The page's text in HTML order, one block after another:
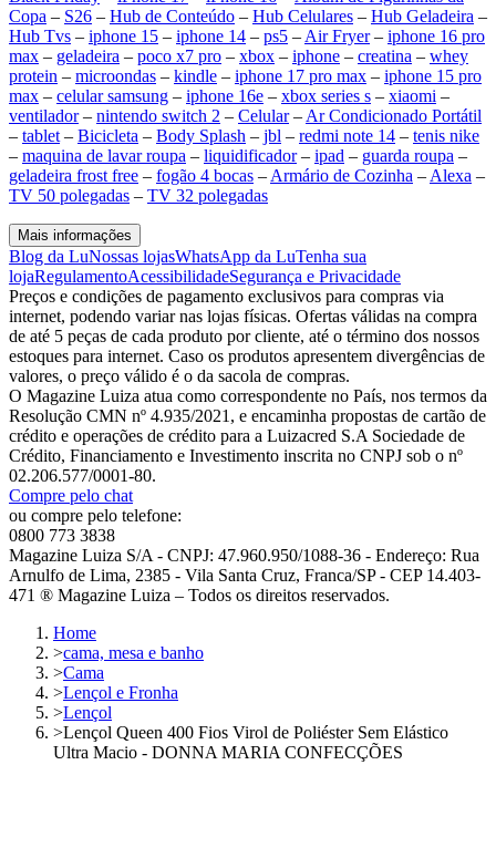
Copa – S26 – Hub de Conteúdo – Hub Celulares – Hub Geladeira –
Hub Tvs – iphone 15 – iphone 14 – ps5 – Air Fryer– iphone 16 pro
max – geladeira – poco x7 pro – xbox – iphone – creatina – whey
protein – microondas – kindle – iphone 17 pro max – iphone 15 pro
max – celular samsung – iphone 16e – xbox series s – xiaomi –
ventilador– nintendo switch 2 – Celular– Ar Condicionado Portátil
– tablet – Bicicleta – Body Splash – jbl – redmi note 14 – tenis nike
– maquina de lavar roupa – liquidificador– ipad – guarda roupa –
geladeira frost free – fogão 4 bocas – Armário de Cozinha – Alexa –
TV 50 polegadas – TV 32 polegadas
Mais informações
Blog da LuNossas lojasWhatsApp da LuTenha sua
lojaRegulamentoAcessibilidadeSegurança e Privacidade
Preços e condições de pagamento exclusivos para compras via
internet, podendo variar nas lojas físicas. Ofertas válidas na compra
de até 5 peças de cada produto por cliente, até o término dos nossos
estoques para internet. Caso os produtos apresentem divergências de
valores, o preço válido é o da sacola de compras.
O Magazine Luiza atua como correspondente no País, nos termos da
Resolução CMN nº 4.935/2021, e encaminha propostas de cartão de
crédito e operações de crédito para a Luizacred S.A Sociedade de
Crédito, Financiamento e Investimento inscrita no CNPJ sob o nº
02.206.577/0001-80.
Compre pelo chat
ou compre pelo telefone:
0800 773 3838
Magazine Luiza S/A - CNPJ: 47.960.950/1088-36 - Endereço: Rua
Arnulfo de Lima, 2385 - Vila Santa Cruz, Franca/SP - CEP 14.403-
471 ® Magazine Luiza – Todos os direitos reservados.
Home
>cama, mesa e banho
>Cama
>Lençol e Fronha
>Lençol
>Lençol Queen 400 Fios Virol de Poliéster Sem Elástico
Ultra Macio - DONNA MARIA CONFECÇÕES